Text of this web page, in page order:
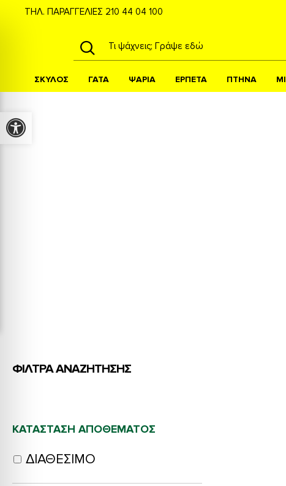
ΤΗΛ. ΠΑΡΑΓΓΕΛΙΕΣ 210 44 04 100
ΣΚΥΛΟΣ ΓΑΤΑ ΨΑΡΙΑ ΕΡΠΕΤΑ ΠΤΗΝΑ
ΦΙΛΤΡΑ ΑΝΑΖΗΤΗΣΗΣ
ΚΑΤΆΣΤΑΣΗ ΑΠΟΘΈΜΑΤΟΣ
ΔΙΑΘΈΣΙΜΟ
Προσβασιμότητα